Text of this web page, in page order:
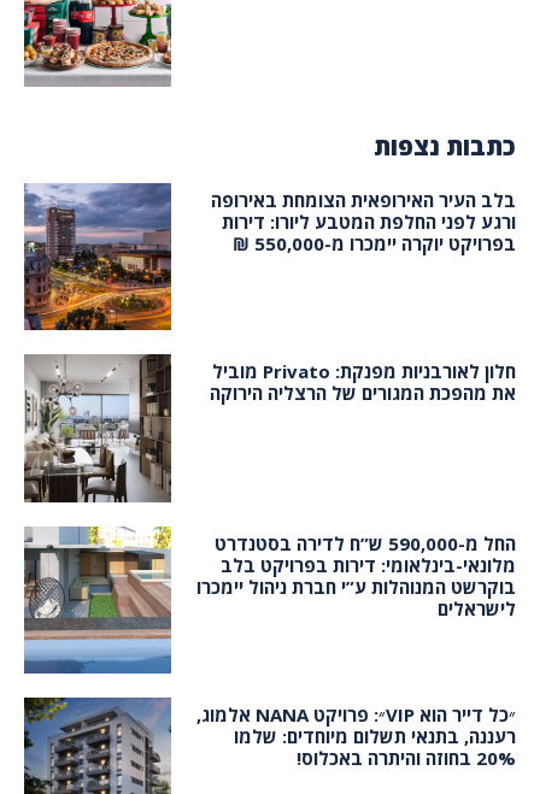
כתבות נצפות
בלב העיר האירופאית הצומחת באירופה
ורגע לפני החלפת המטבע ליורו: דירות
בפרויקט יוקרה יימכרו מ-550,000 ₪
חלון לאורבניות מפנקת: Privato מוביל
את מהפכת המגורים של הרצליה הירוקה
החל מ-590,000 ש”ח לדירה בסטנדרט
מלונאי-בינלאומי: דירות בפרויקט בלב
בוקרשט המנוהלות ע”י חברת ניהול יימכרו
לישראלים
״כל דייר הוא VIP״: פרויקט NANA אלמוג,
רעננה, בתנאי תשלום מיוחדים: שלמו
20% בחוזה והיתרה באכלוס!